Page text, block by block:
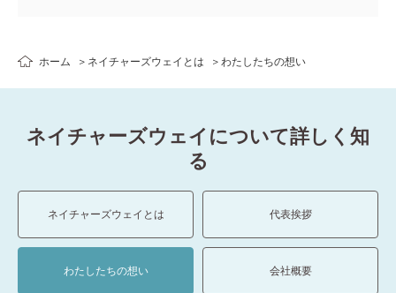
ホーム ネイチャーズウェイとは わたしたちの想い
ネイチャーズウェイについて詳しく知
る
ネイチャーズウェイとは 代表挨拶
わたしたちの想い 会社概要